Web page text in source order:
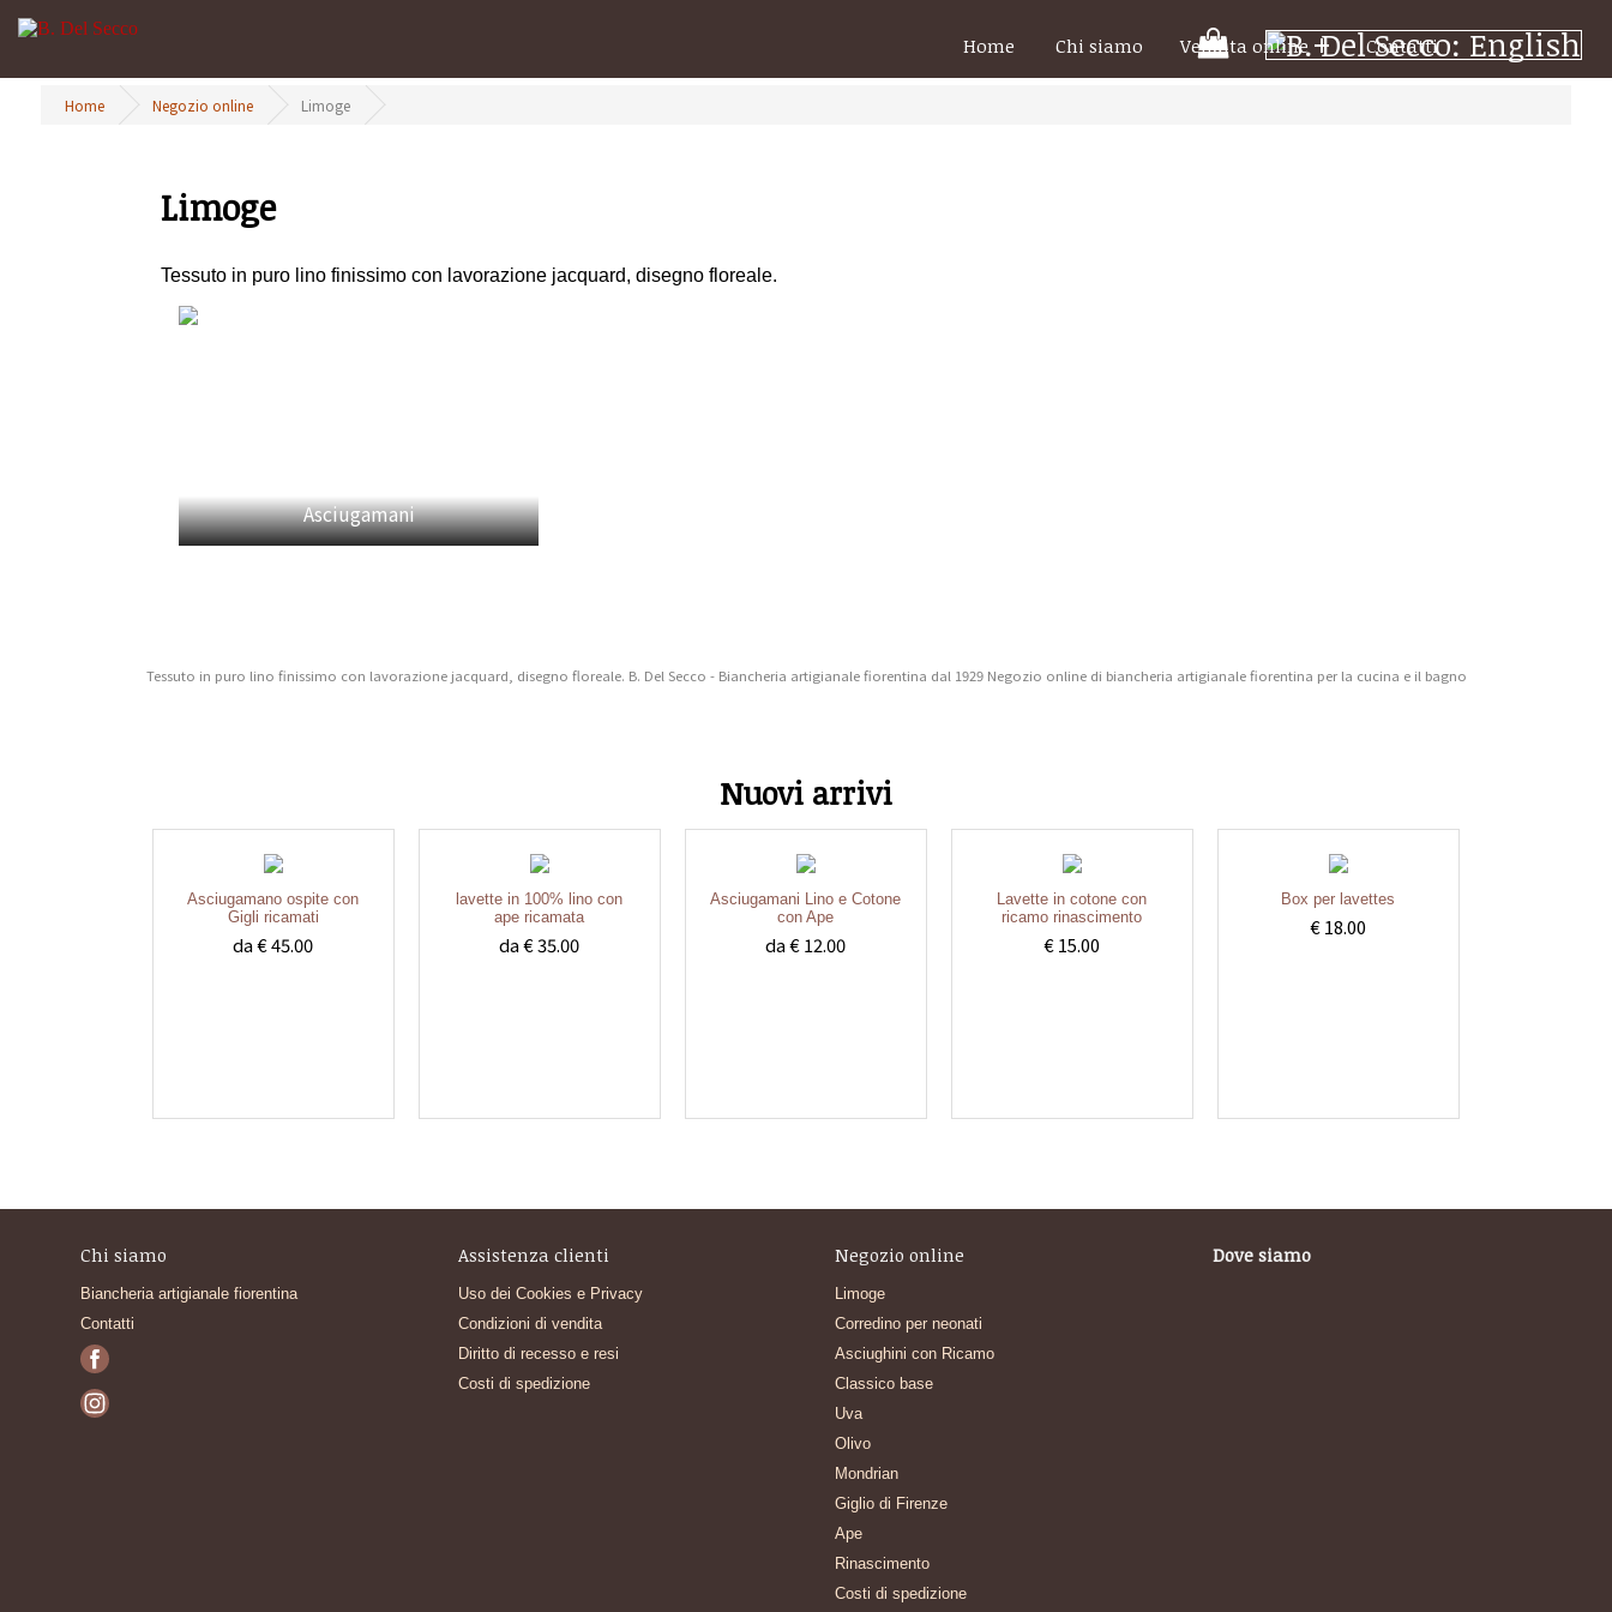
Il
tuo
Home Chi siamo Vendita online Contatti
Home Negozio online Limoge
Limoge
Tessuto in puro lino finissimo con lavorazione jacquard, disegno floreale.
Asciugamani
Tessuto in puro lino finissimo con lavorazione jacquard, disegno floreale. B. Del Secco - Biancheria artigianale fiorentina dal 1929 Negozio online di biancheria artigianale fiorentina per la cucina e il bagno
Nuovi arrivi
Asciugamano ospite con
Gigli ricamati
da € 45.00
lavette in 100% lino con
ape ricamata
da € 35.00
Asciugamani Lino e Cotone
con Ape
da € 12.00
Lavette in cotone con
ricamo rinascimento
€ 15.00
Box per lavettes
€ 18.00
Chi siamo
Biancheria artigianale fiorentina
Contatti
Assistenza clienti
Uso dei Cookies e Privacy
Condizioni di vendita
Diritto di recesso e resi
Costi di spedizione
Negozio online
Limoge
Corredino per neonati
Asciughini con Ricamo
Classico base
Uva
Olivo
Mondrian
Giglio di Firenze
Ape
Rinascimento
Costi di spedizione
Dove siamo